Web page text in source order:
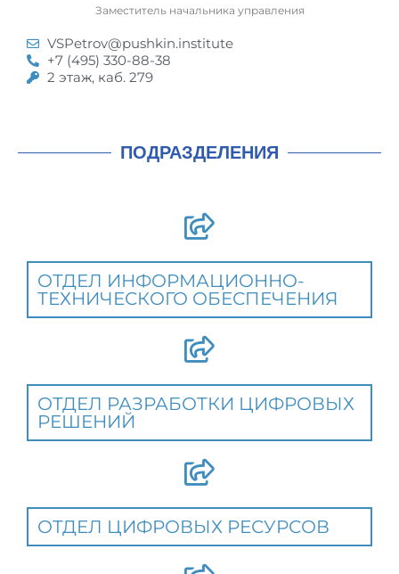
Заместитель начальника управления
VSPetrov@pushkin.institute
+7 (495) 330-88-38
2 этаж, каб. 279
ПОДРАЗДЕЛЕНИЯ
ОТДЕЛ ИНФОРМАЦИОННО-
ТЕХНИЧЕСКОГО ОБЕСПЕЧЕНИЯ
ОТДЕЛ РАЗРАБОТКИ ЦИФРОВЫХ
РЕШЕНИЙ
ОТДЕЛ ЦИФРОВЫХ РЕСУРСОВ